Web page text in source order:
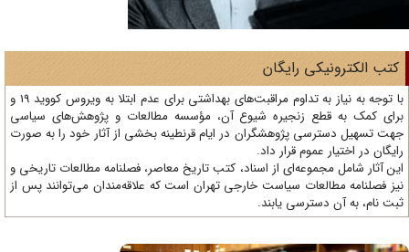
الکترونیکی رایگان
با توجه به نیاز به تداوم مراقبت‌های بهداشتی برای عدم ابتلا به ویروس کووید 19 و
کمک به قطع زنجیره شیوع آن، مؤسسه مطالعات و پژوهش‌های سیاسی
تسهیل دسترسی پژوهشگران در ایام قرنطینه بخشی از آثار خود را به صورت
در اختیار عموم قرار داد.
آثار شامل مجموعه‌ای از اسناد، کتب تاریخ معاصر، فصلنامه‌ مطالعات تاریخی و
فصلنامه مطالعات سیاست خارجی تهران است که علاقه‌مندان می‌توانند پس از
نام، به آن دسترسی یابند.